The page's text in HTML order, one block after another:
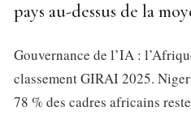
pays au-dessus de la
Gouvernance de l’IA :
classement GIRAI 2025.
78 % des cadres africains